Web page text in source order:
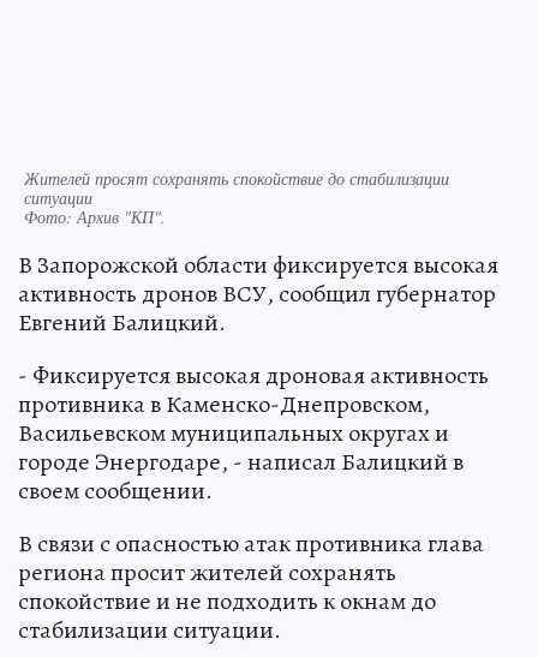
Жителей просят сохранять спокойствие до стабилизации
ситуации
Фото:Архив "КП".
В Запорожской области фиксируется высокая
активность дронов ВСУ, сообщил губернатор
Евгений Балицкий.
- Фиксируется высокая дроновая активность
противника в Каменско-Днепровском,
Васильевском муниципальных округах и
городе Энергодаре, - написал Балицкий в
своем сообщении.
В связи с опасностью атак противника глава
региона просит жителей сохранять
спокойствие и не подходить к окнам до
стабилизации ситуации.